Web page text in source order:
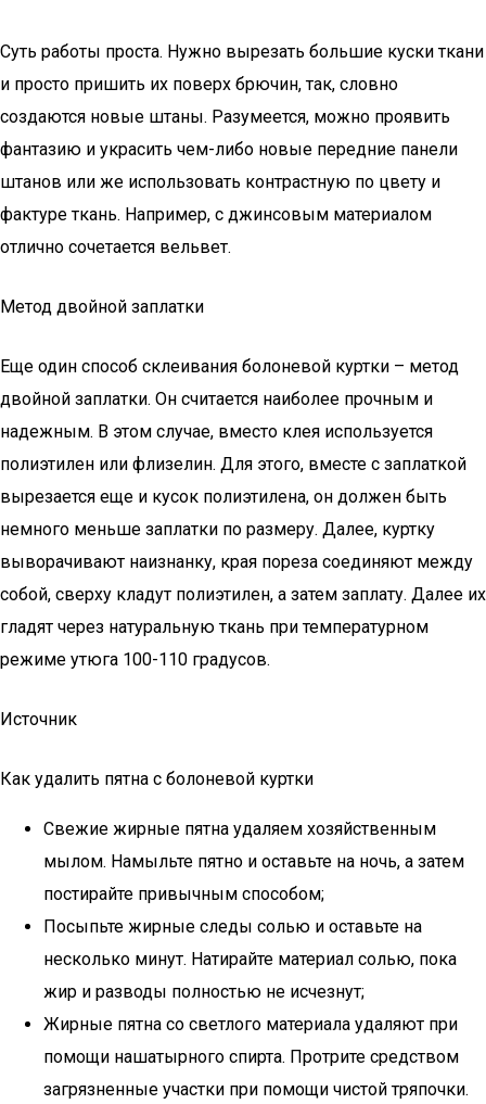
Суть работы проста. Нужно вырезать большие куски ткани
и просто пришить их поверх брючин, так, словно
создаются новые штаны. Разумеется, можно проявить
фантазию и украсить чем-либо новые передние панели
штанов или же использовать контрастную по цвету и
фактуре ткань. Например, с джинсовым материалом
отлично сочетается вельвет.
Метод двойной заплатки
Еще один способ склеивания болоневой куртки – метод
двойной заплатки. Он считается наиболее прочным и
надежным. В этом случае, вместо клея используется
полиэтилен или флизелин. Для этого, вместе с заплаткой
вырезается еще и кусок полиэтилена, он должен быть
немного меньше заплатки по размеру. Далее, куртку
выворачивают наизнанку, края пореза соединяют между
собой, сверху кладут полиэтилен, а затем заплату. Далее их
гладят через натуральную ткань при температурном
режиме утюга 100-110 градусов.
Источник
Как удалить пятна с болоневой куртки
Свежие жирные пятна удаляем хозяйственным
мылом. Намыльте пятно и оставьте на ночь, а затем
постирайте привычным способом;
Посыпьте жирные следы солью и оставьте на
несколько минут. Натирайте материал солью, пока
жир и разводы полностью не исчезнут;
Жирные пятна со светлого материала удаляют при
помощи нашатырного спирта. Протрите средством
загрязненные участки при помощи чистой тряпочки.